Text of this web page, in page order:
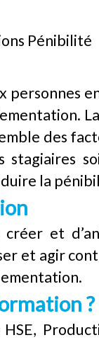
Pénibilité
personnes
des
la
et
et agir
?
HSE,